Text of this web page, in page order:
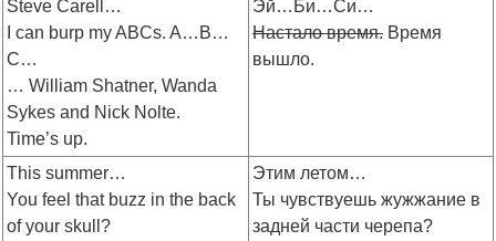
Steve Carell…
I can burp my ABCs. A…B…
C…
… William Shatner, Wanda
Sykes and Nick Nolte.
Time’s up.
Эй…Би…Си…
Настало время. Время
вышло.
This summer…
You feel that buzz in the back
of your skull?
Этим летом…
Ты чувствуешь жужжание в
задней части черепа?